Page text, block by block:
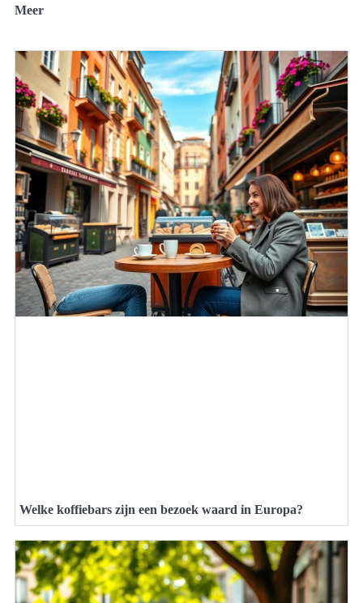
Meer
Welke koffiebars zijn een bezoek waard in Europa?